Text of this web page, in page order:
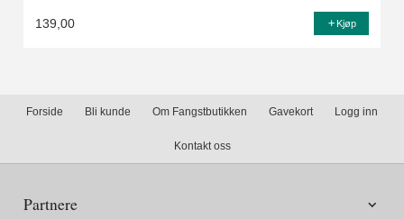
139,00 Kjøp
Forside Bli kunde Om Fangstbutikken Gavekort Logg inn
Kontakt oss
Partnere